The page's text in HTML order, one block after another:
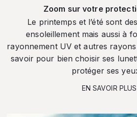
Zoom sur votre
Le printemps et l’été sont
ensoleillement mais aussi à
rayonnement UV et autres
savoir pour bien choisir ses
protéger ses
EN SAVOIR PLUS